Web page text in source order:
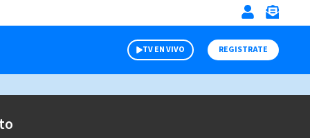
TV EN VIVO REGISTRATE